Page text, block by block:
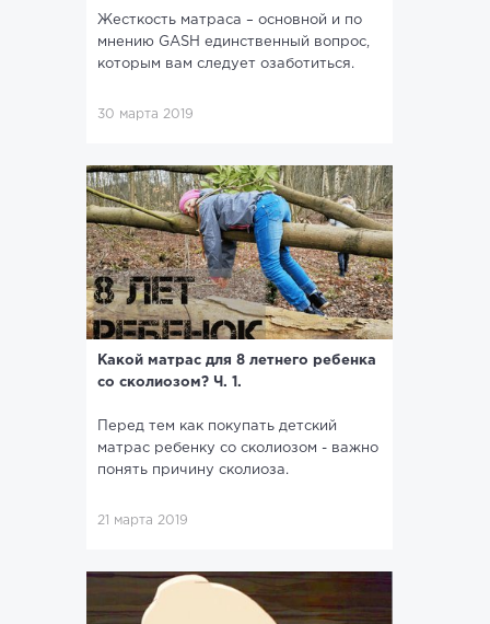
Жесткость матраса – основной и по
мнению GASH единственный вопрос,
которым вам следует озаботиться.
30 марта 2019
Какой матрас для 8 летнего ребенка
со сколиозом? Ч. 1.
Перед тем как покупать детский
матрас ребенку со сколиозом - важно
понять причину сколиоза.
21 марта 2019